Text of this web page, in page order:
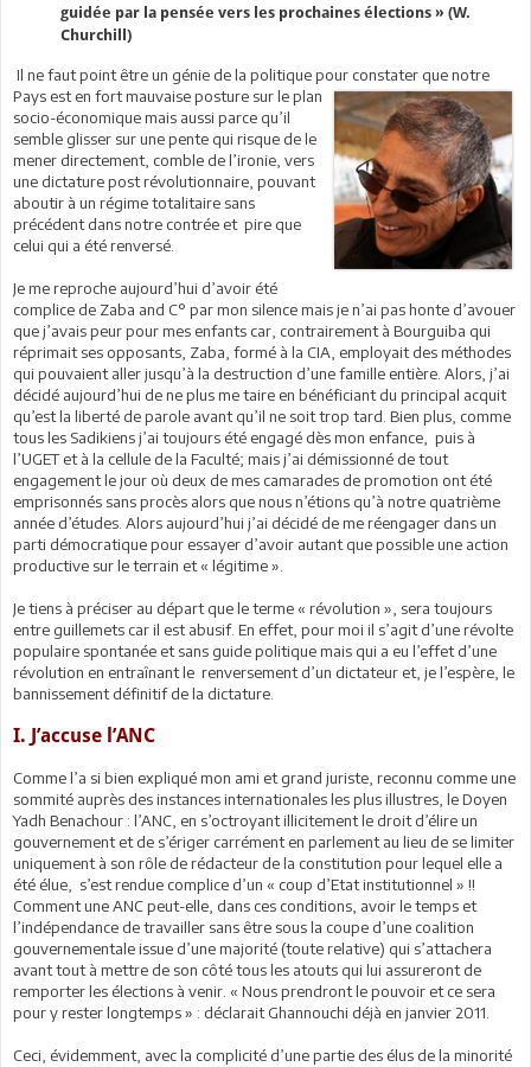
guidée par la pensée vers les prochaines élections » (W.
Churchill)
Il ne faut point être un génie de la politique pour constater que notre
Pays est en fort mauvaiseposture sur le plan
socio-économique mais aussi parce qu’il
semble glisser sur une pente qui risque de le
mener directement, comble de l’ironie, vers
une dictature post révolutionnaire, pouvant
aboutir à un régime totalitaire sans
précédent dans notre contrée et pire que
celui qui a été renversé.
Je me reproche aujourd’hui d’avoir été
complice de Zaba and C° par mon silence mais je n’ai pas honte d’avouer
que j’avais peur pour mes enfants car, contrairement à Bourguiba qui
réprimait ses opposants, Zaba, formé à la CIA, employait des méthodes
qui pouvaient aller jusqu’à la destruction d’une famille entière. Alors, j’ai
décidé aujourd’hui de ne plus me taire en bénéficiant du principal acquit
qu’est la liberté de parole avant qu’il ne soit trop tard. Bien plus, comme
tous les Sadikiens j’ai toujours été engagé dès mon enfance, puis à
l’UGET et à la cellule de la Faculté; mais j’ai démissionné de tout
engagement le jour où deux de mes camarades de promotion ont été
emprisonnés sans procès alors que nous n’étions qu’à notre quatrième
année d’études. Alors aujourd’hui j’ai décidé de me réengager dans un
parti démocratique pour essayer d’avoir autant que possible une action
productive sur le terrain et « légitime ».
Je tiens à préciser au départ que le terme « révolution », sera toujours
entre guillemets car il est abusif. En effet, pour moi il s’agit d’une révolte
populaire spontanée et sans guide politique mais qui a eu l’effet d’une
révolution en entraînant le renversement d’un dictateur et, je l’espère, le
bannissement définitif de la dictature.
I. J’accuse l’ANC
Comme l’a si bien expliqué mon ami et grand juriste, reconnu comme une
sommité auprès des instances internationales les plus illustres, le Doyen
Yadh Benachour : l’ANC, en s’octroyant illicitement le droit d’élire un
gouvernement et de s’ériger carrément en parlement au lieu de se limiter
uniquement à son rôle de rédacteur de la constitution pour lequel elle a
été élue, s’est rendue complice d’un « coup d’Etat institutionnel » !!
Comment une ANC peut-elle, dans ces conditions, avoir le temps et
l’indépendance de travailler sans être sous la coupe d’une coalition
gouvernementale issue d’une majorité (toute relative) qui s’attachera
avant tout à mettre de son côté tous les atouts qui lui assureront de
remporter les élections à venir. « Nous prendront le pouvoir et ce sera
pour y rester longtemps » : déclarait Ghannouchi déjà en janvier 2011.
Ceci, évidemment, avec la complicité d’une partie des élus de la minorité